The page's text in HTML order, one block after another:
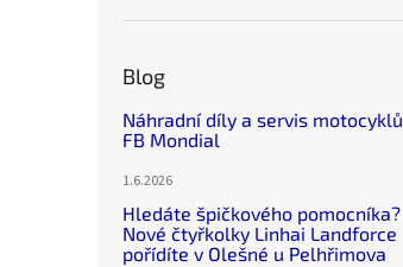
Blog
Náhradní díly a servis motocyklů
FB Mondial
1.6.2026
Hledáte špičkového pomocníka?
Nové čtyřkolky Linhai Landforce
pořídíte v Olešné u Pelhřimova